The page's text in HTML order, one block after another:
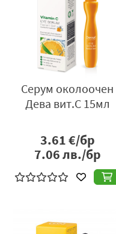
Серум околоочен
Дева вит.С 15мл
3.61€/бр
7.06лв./бр